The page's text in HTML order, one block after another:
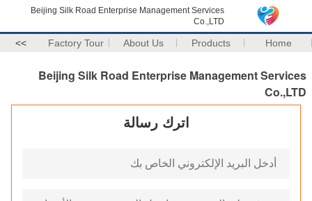
Beijing Silk Road Enterprise Management Services
Co.,LTD
Home
Products
About Us
Factory Tour
>>
Beijing Silk Road Enterprise Management Services
Co.,LTD
اترك رسالة